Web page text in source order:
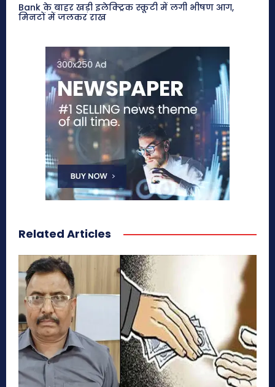
Bank के बाहर खड़ी इलेक्ट्रिक स्कूटी में लगी भीषण आग,
मिनटों में जलकर राख
Related Articles